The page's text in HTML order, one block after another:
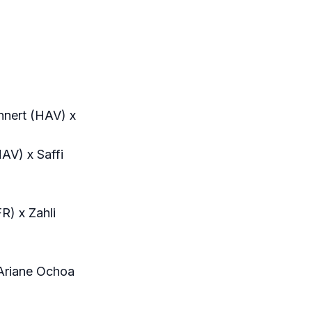
(HAV) x
x Saffi
x Zahli
Ochoa